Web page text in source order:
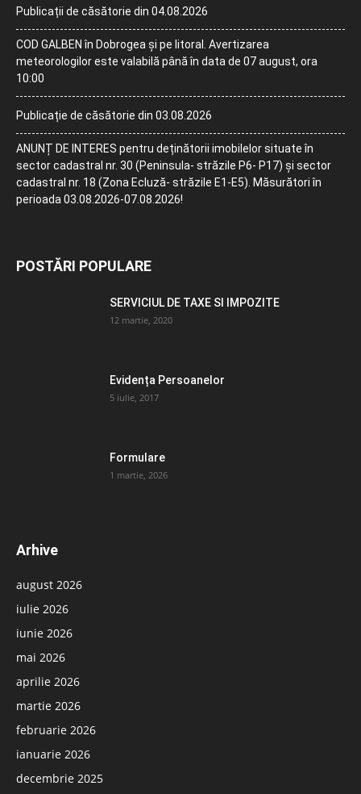
Publicații de căsătorie din 04.08.2026
COD GALBEN în Dobrogea și pe litoral. Avertizarea
meteorologilor este valabilă până în data de 07 august, ora
10:00
Publicație de căsătorie din 03.08.2026
ANUNȚ DE INTERES pentru deținătorii imobilelor situate în
sector cadastral nr. 30 (Peninsula- străzile P6- P17) și sector
cadastral nr. 18 (Zona Ecluză- străzile E1-E5). Măsurători în
perioada 03.08.2026-07.08.2026!
POSTĂRI POPULARE
SERVICIUL DE TAXE SI IMPOZITE
12 martie, 2020
Evidența Persoanelor
5 iulie, 2017
Formulare
1 martie, 2026
Arhive
august 2026
iulie 2026
iunie 2026
mai 2026
aprilie 2026
martie 2026
februarie 2026
ianuarie 2026
decembrie 2025